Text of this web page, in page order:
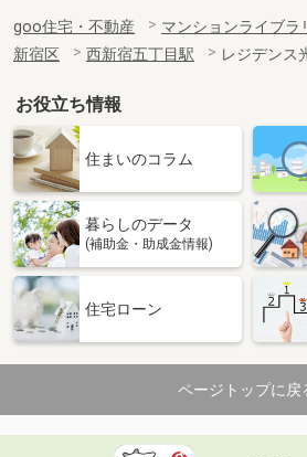
goo住宅・不動産 マンションライブラ
新宿区
西新宿五丁目駅 レジデンス
お役立ち情報
住まいのコラム
暮らしのデータ
(補助金・助成金情報)
住宅ローン
ページトップに戻